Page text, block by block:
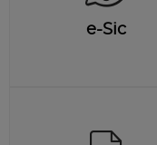
e-Sic